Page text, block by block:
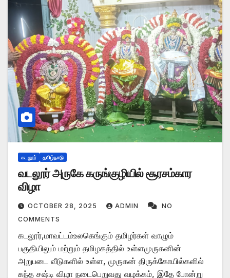
கடலூர் தமிழ்நாடு
வடலூர் அருகே கருங்குழியில் சூரசம்கார
விழா
OCTOBER 28, 2025 ADMIN
NO
COMMENTS
கடலூர்,மாவட்டம்உலகெங்கும் தமிழர்கள் வாழும்
பகுதியிலும் மற்றும் தமிழகத்தில் உள்ளமுருகனின்
அறுபடை வீடுகளில் உள்ள, முருகன் திருக்கோயில்களில்
கந்த சஷ்டி விழா நடைபெறுவது வழக்கம், இதே போன்று